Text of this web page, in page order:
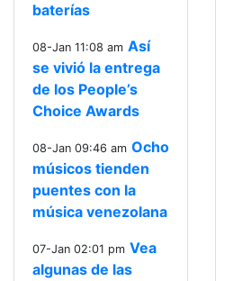
baterías
08-Jan 11:08 am Así
se vivió la entrega
de los People’s
Choice Awards
08-Jan 09:46 am Ocho
músicos tienden
puentes con la
música venezolana
07-Jan 02:01 pm Vea
algunas de las